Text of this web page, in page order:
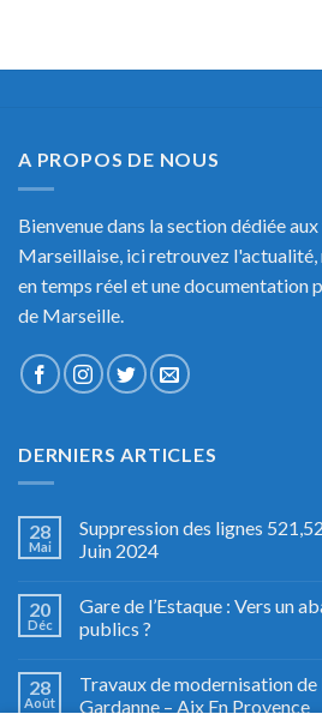
A PROPOS DE NOUS
Bienvenue dans la section dédiée
Marseillaise, ici retrouvez
en temps réel et une documentation
de Marseille.
DERNIERS ARTICLES
28
Mai
Suppression des lignes
Juin 2024
20
Déc
Gare de l’Estaque : Vers un
publics ?
28
Août
Travaux de modernisation
Gardanne – Aix En Provence